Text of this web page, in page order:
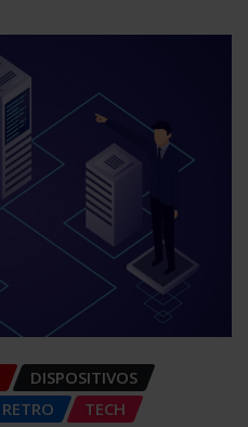
DISPOSITIVOS
RETRO
TECH